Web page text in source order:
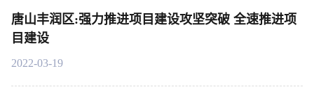
唐山丰润区:强力推进项目建设攻坚突破 全速推进项
目建设
2022-03-19